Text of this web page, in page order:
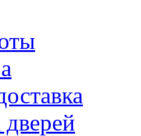
дверей